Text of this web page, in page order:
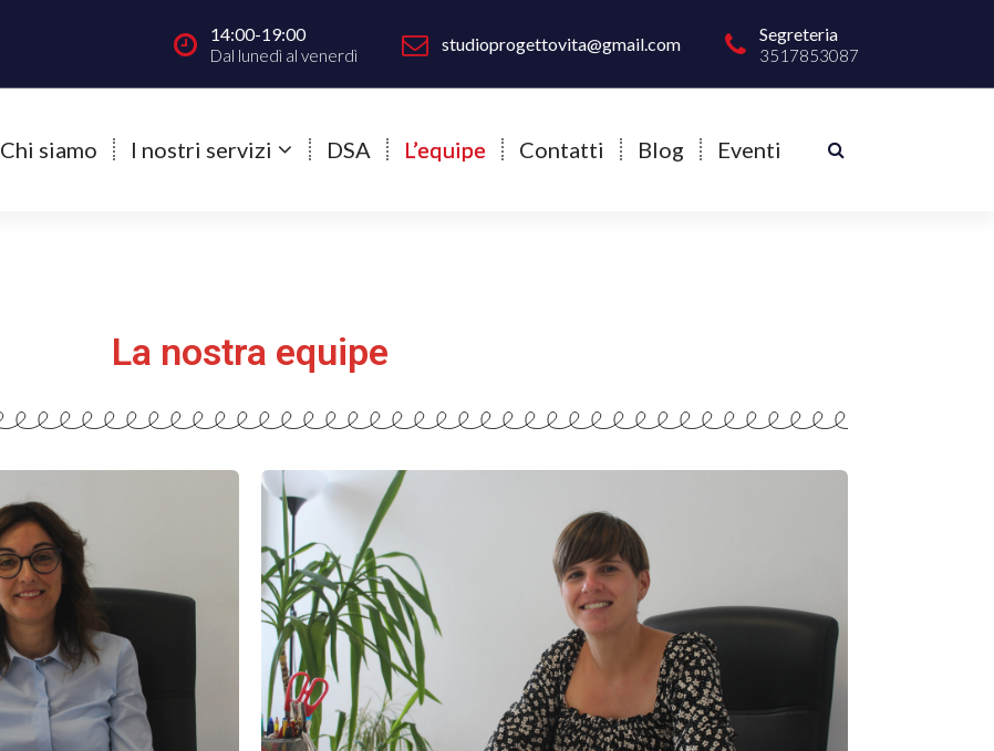
14:00-19:00
Dal lunedì al venerdì
studioprogettovita@gmail.com Segreteria
3517853087
Chi siamo I nostri servizi DSA L’equipe Contatti Blog Eventi
La nostra equipe